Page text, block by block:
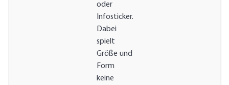
oder
Infosticker.
Dabei
spielt
Größe und
Form
keine